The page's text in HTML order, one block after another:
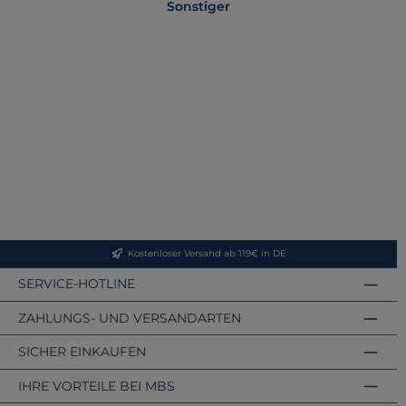
Sonstiger
Kostenloser Versand ab 119€ in DE
SERVICE-HOTLINE
ZAHLUNGS- UND VERSANDARTEN
SICHER EINKAUFEN
IHRE VORTEILE BEI MBS